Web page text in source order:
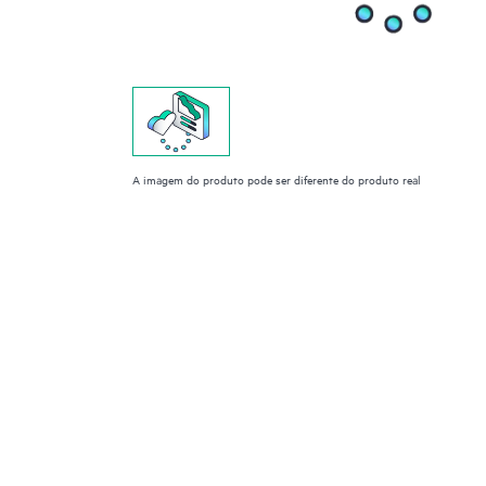
A imagem do produto pode ser diferente do produto real